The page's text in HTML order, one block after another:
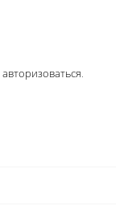
авторизоваться.